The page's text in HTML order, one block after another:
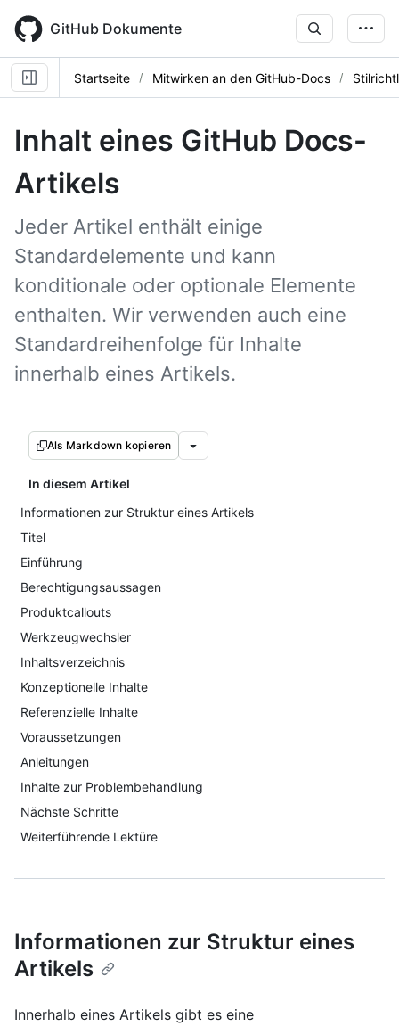
main
content
GitHub Dokumente
Startseite Mitwirken an den GitHub-Docs
Inhalt eines GitHub Docs-
Artikels
Jeder Artikel enthält einige
Standardelemente und kann
konditionale oder optionale Elemente
enthalten. Wir verwenden auch eine
Standardreihenfolge für Inhalte
innerhalb eines Artikels.
Als Markdown kopieren
In diesem Artikel
Informationen zur Struktur eines Artikels
Titel
Einführung
Berechtigungsaussagen
Produktcallouts
Werkzeugwechsler
Inhaltsverzeichnis
Konzeptionelle Inhalte
Referenzielle Inhalte
Voraussetzungen
Anleitungen
Inhalte zur Problembehandlung
Nächste Schritte
Weiterführende Lektüre
Informationen zur Struktur eines
Artikels
Innerhalb eines Artikels gibt es eine